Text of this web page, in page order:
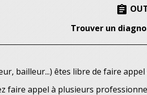
assignment
Trouver un
bailleur...) êtes libre de faire
faire appel à plusieurs